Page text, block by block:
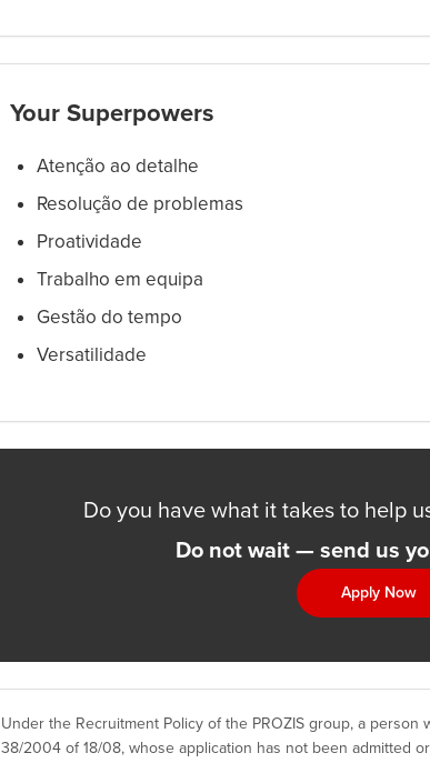
Your Superpowers
Atenção ao detalhe
Resolução de problemas
Proatividade
Trabalho em equipa
Gestão do tempo
Versatilidade
Do you have what it takes to help
Do not wait — send us
Apply Now
Under the Recruitment Policy of the PROZIS group, a person
38/2004 of 18/08, whose application has not been admitted